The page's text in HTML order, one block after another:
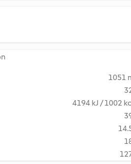
1051
4194 kJ / 1002